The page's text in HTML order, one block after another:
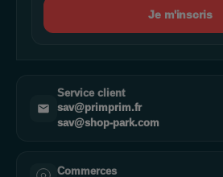
Je m'inscris
Service client
sav@primprim.fr
sav@shop-park.com
Commerces